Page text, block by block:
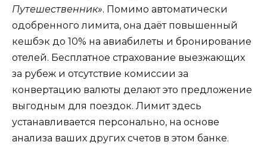
Путешественник». Помимо автоматически
одобренного лимита, она даёт повышенный
кешбэк до 10% на авиабилеты и бронирование
отелей. Бесплатное страхование выезжающих
за рубеж и отсутствие комиссии за
конвертацию валюты делают это предложение
выгодным для поездок. Лимит здесь
устанавливается персонально, на основе
анализа ваших других счетов в этом банке.